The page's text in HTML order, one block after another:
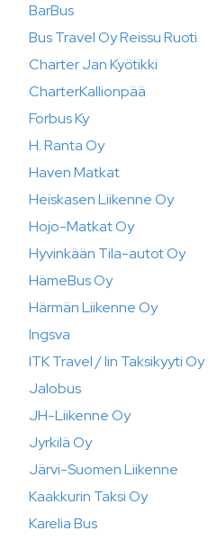
BarBus
Bus Travel Oy Reissu Ruoti
Charter Jan Kyötikki
CharterKallionpää
Forbus Ky
H. Ranta Oy
Haven Matkat
Heiskasen Liikenne Oy
Hojo-Matkat Oy
Hyvinkään Tila-autot Oy
HämeBus Oy
Härmän Liikenne Oy
Ingsva
ITK Travel / Iin Taksikyyti Oy
Jalobus
JH-Liikenne Oy
Jyrkilä Oy
Järvi-Suomen Liikenne
Kaakkurin Taksi Oy
Karelia Bus